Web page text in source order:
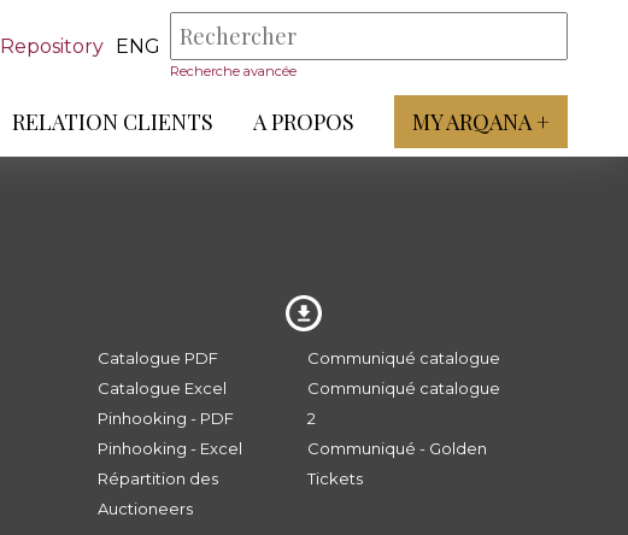
Repository ENG
Recherche avancée
RELATION CLIENTS A PROPOS MY ARQANA +
Catalogue PDF
Catalogue Excel
Pinhooking - PDF
Pinhooking - Excel
Répartition des
Auctioneers
Communiqué catalogue
Communiqué catalogue
2
Communiqué - Golden
Tickets